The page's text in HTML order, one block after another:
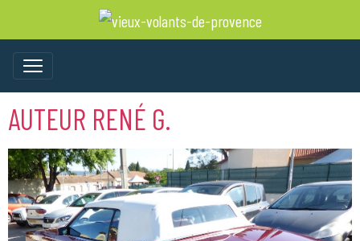
AUTEUR RENÉ G.